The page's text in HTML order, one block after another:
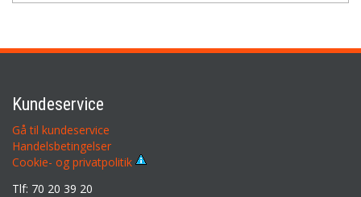
Kundeservice
Gå til kundeservice
Handelsbetingelser
Cookie- og privatpolitik
Tlf: 70 20 39 20